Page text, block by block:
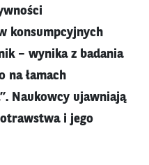
konsumpcyjnych
– wynika z badania
na łamach
Naukowcy ujawniają
i jego